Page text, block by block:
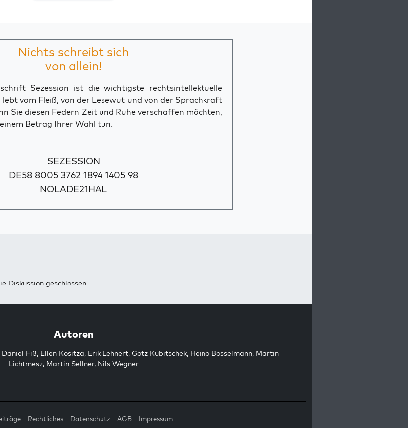
Nichts schreibt sich
von allein!
Sezession ist die wichtigste rechtsintellektuelle
lebt vom Fleiß, von der Lesewut und von der Sprachkraft
Sie diesen Federn Zeit und Ruhe verschaffen möchten,
Betrag Ihrer Wahl tun.
SEZESSION
DE58 8005 3762 1894 1405 98
NOLADE21HAL
Diskussion geschlossen.
Autoren
Daniel Fiß, Ellen Kositza, Erik Lehnert, Götz Kubitschek, Heino Bosselmann, Martin
Lichtmesz, Martin Sellner, Nils Wegner
Rechtliches Datenschutz AGB Impressum